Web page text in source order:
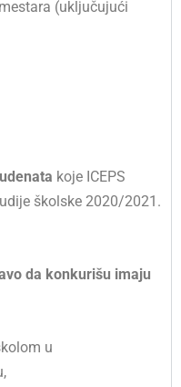
(uključujući
koje ICEPS
školske 2020/2021.
da konkurišu imaju
u